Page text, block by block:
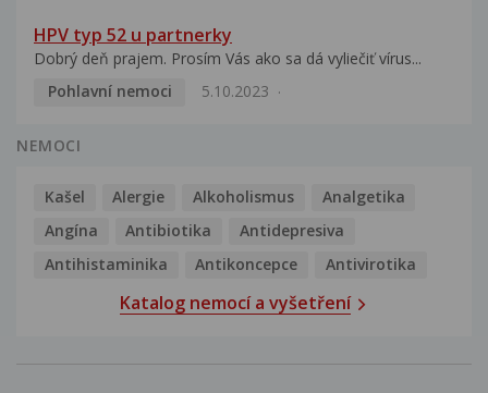
HPV typ 52 u partnerky
Dobrý deň prajem. Prosím Vás ako sa dá vyliečiť vírus...
Pohlavní nemoci
5.10.2023
NEMOCI
Kašel Alergie Alkoholismus
Analgetika
Angína
Antibiotika
Antidepresiva
Antihistaminika
Antikoncepce Antivirotika
Katalog nemocí a vyšetření